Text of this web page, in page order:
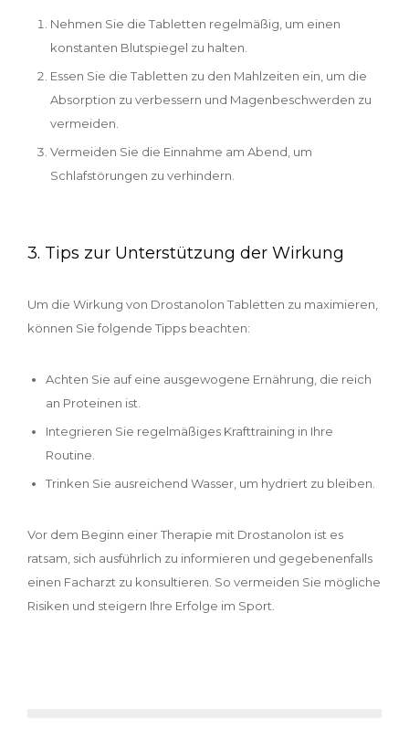
Nehmen Sie die Tabletten regelmäßig, um einen
konstanten Blutspiegel zu halten.
Essen Sie die Tabletten zu den Mahlzeiten ein, um die
Absorption zu verbessern und Magenbeschwerden zu
vermeiden.
Vermeiden Sie die Einnahme am Abend, um
Schlafstörungen zu verhindern.
3. Tips zur Unterstützung der Wirkung
Um die Wirkung von Drostanolon Tabletten zu maximieren,
können Sie folgende Tipps beachten:
Achten Sie auf eine ausgewogene Ernährung, die reich
an Proteinen ist.
Integrieren Sie regelmäßiges Krafttraining in Ihre
Routine.
Trinken Sie ausreichend Wasser, um hydriert zu bleiben.
Vor dem Beginn einer Therapie mit Drostanolon ist es
ratsam, sich ausführlich zu informieren und gegebenenfalls
einen Facharzt zu konsultieren. So vermeiden Sie mögliche
Risiken und steigern Ihre Erfolge im Sport.